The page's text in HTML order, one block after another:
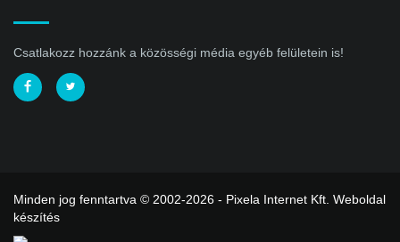
Csatlakozz hozzánk a közösségi média egyéb felületein is!
Minden jog fenntartva © 2002-2026 - Pixela Internet Kft. Weboldal
készítés